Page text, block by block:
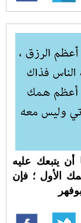
يتبعك عليه
الأول ؛ فإن